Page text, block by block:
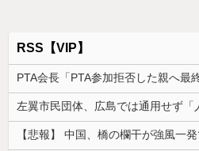
RSS【VIP】